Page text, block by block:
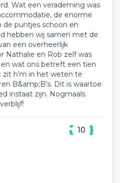
Wat een verademing was
de enorme
de puntjes schoon en
hebben wij samen met de
een overheerlijk
Nathalie en Rob zelf was
wat ons betreft een tien
h’m in het weten te
B&amp;B’s. Dit is waartoe
instaat zijn. Nogmaals
10